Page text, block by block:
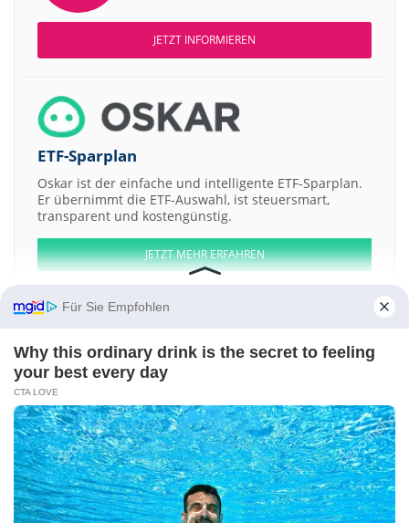
JETZT INFORMIEREN
ETF-Sparplan
Oskar ist der einfache und intelligente ETF-Sparplan.
Er übernimmt die ETF-Auswahl, ist steuersmart,
transparent und kostengünstig.
JETZT MEHR ERFAHREN
Aktien ATX DAX EuroStoxx 50 Dow Jones NASDAQ 100 Nikkei 225
Weitere Aktien:
HighCape Capital Acquisition a Imagin Medical Performance Shipping
Peridot Acquisition a Pacifico Minerals
Kontakt-Impressum-Werbung-Barrierefreiheit
Sitemap-Datenschutz-Disclaimer-AGB-Privatsphäre-Einstellungen
Für Sie Empfohlen
Why this ordinary drink is the secret to feeling
your best every day
CTA LOVE